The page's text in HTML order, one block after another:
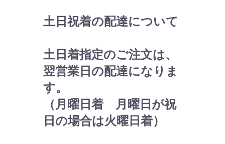
土日祝着の配達について
土日着指定のご注文は、
翌営業日の配達になりま
す。
（月曜日着 月曜日が祝
日の場合は火曜日着）